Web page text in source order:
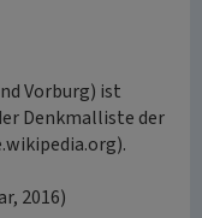
Vorburg) ist
Denkmalliste der
2016)